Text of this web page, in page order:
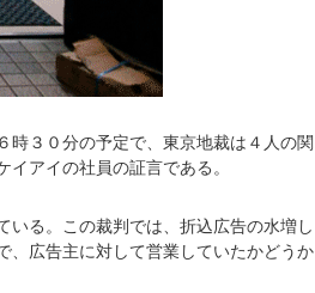
時３０分の予定で、東京地裁は４人の関
アイの社員の証言である。
いる。この裁判では、折込広告の水増し
、広告主に対して営業していたかどうか